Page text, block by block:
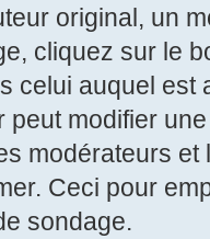
original, un
cliquez sur le
celui auquel est
peut modifier
modérateurs et
Ceci pour
sondage.